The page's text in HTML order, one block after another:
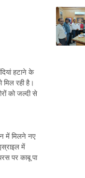
हटाने के
रही है।
को जल्दी से
में मिलने नए
में
पर काबू पा